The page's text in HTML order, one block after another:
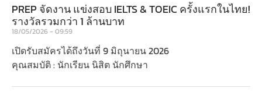
PREP จัดงาน แข่งสอบ IELTS & TOEIC ครั้งแรกในไทย!
รางวัลรวมกว่า 1 ล้านบาท
18/05/2026 09:59
เปิดรับสมัครได้ถึงวันที่ 9 มิถุนายน 2026
คุณสมบัติ : นักเรียน นิสิต นักศึกษา